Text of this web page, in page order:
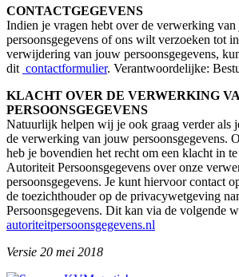
CONTACTGEGEVENS
Indien je vragen hebt over de verwerking
persoonsgegevens of ons wilt verzoeken tot
verwijdering van jouw persoonsgegevens,
dit contactformulier. Verantwoordelijke:
KLACHT OVER DE VERWERKING
PERSOONSGEGEVENS
Natuurlijk helpen wij je ook graag verder als
de verwerking van jouw persoonsgegevens.
heb je bovendien het recht om een klacht in
Autoriteit Persoonsgegevens over onze
persoonsgegevens. Je kunt hiervoor contact
de toezichthouder op de privacywetgeving
Persoonsgegevens. Dit kan via de volgende
autoriteitpersoonsgegevens.nl
Versie 20 mei 2018